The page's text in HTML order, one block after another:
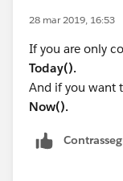
28 mar 2019, 16:53
If you are only
Today().
And if you want
Now().